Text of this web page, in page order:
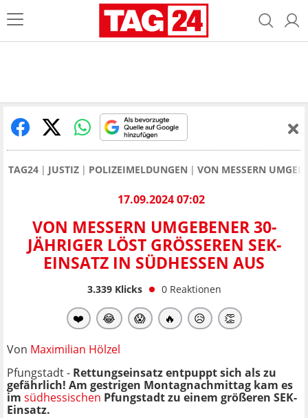
TAG24 JUSTIZ POLIZEIMELDUNGEN VON MESSERN
17.09.2024 07:02
VON MESSERN UMGEBENER 30-
JÄHRIGER LÖST GRÖSSEREN SEK-E
INSATZ IN SÜDHESSEN AUS
3.339Klicks 0 Reaktionen
❤️ 😂 😱 🔥 😥 👏
Von Maximilian Hölzel
Pfungstadt - Rettungseinsatz entpuppt sich als zu
gefährlich! Am gestrigen Montagnachmittag kam es
im südhessischen Pfungstadt zu einem größeren SEK-
Einsatz.